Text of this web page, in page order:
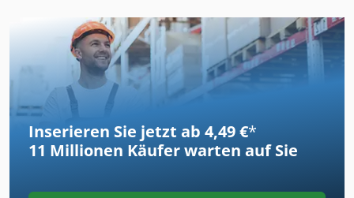
Inserieren Sie jetzt ab 4,49 €*
11 Millionen Käufer warten auf Sie